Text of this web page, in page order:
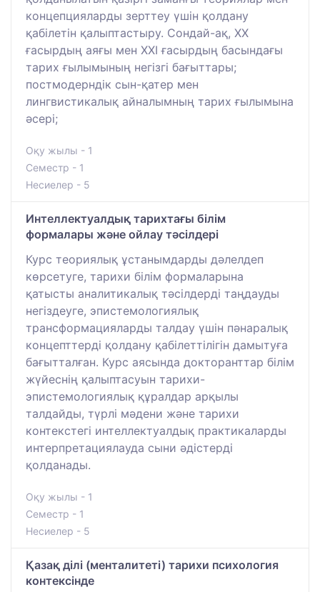
концепцияларды зерттеу үшін қолдану
қабілетін қалыптастыру. Сондай-ақ, ХХ
ғасырдың аяғы мен ХХІ ғасырдың басындағы
тарих ғылымының негізгі бағыттары;
постмодерндік сын-қатер мен
лингвистикалық айналымның тарих ғылымына
әсері;
Оқу жылы - 1
Семестр - 1
Несиелер - 5
Интеллектуалдық тарихтағы білім
формалары және ойлау тәсілдері
Курс теориялық ұстанымдарды дәлелдеп
көрсетуге, тарихи білім формаларына
қатысты аналитикалық тәсілдерді таңдауды
негіздеуге, эпистемологиялық
трансформацияларды талдау үшін пәнаралық
концепттерді қолдану қабілеттілігін дамытуға
бағытталған. Курс аясында докторанттар білім
жүйеснің қалыптасуын тарихи-
эпистемологиялық құралдар арқылы
талдайды, түрлі мәдени және тарихи
контекстегі интеллектуалдық практикаларды
интерпретациялауда сыни әдістерді
қолданады.
Оқу жылы - 1
Семестр - 1
Несиелер - 5
Қазақ ділі (менталитеті) тарихи психология
контексінде